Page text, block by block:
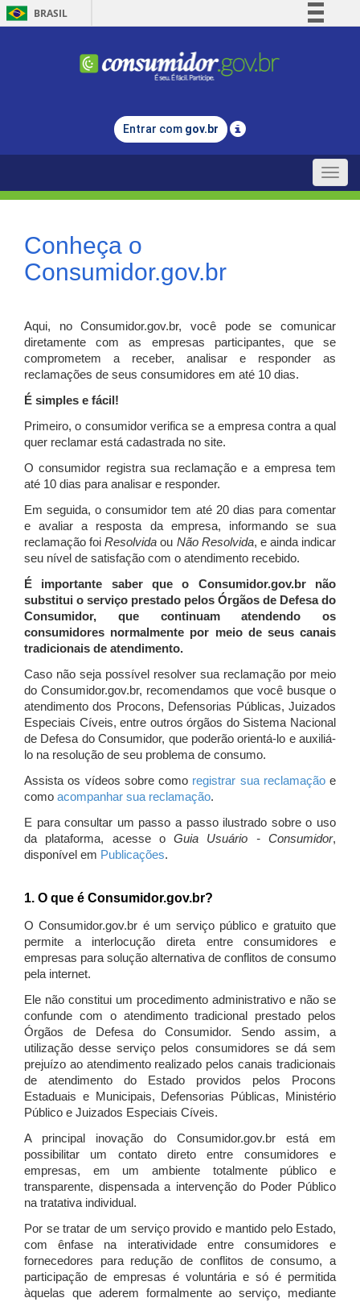
BRASIL
Comunica BR
Legislação
Entrar com gov.br
Toggle
Conheça o
Consumidor.gov.br
Aqui, no Consumidor.gov.br, você pode se comunicar
diretamente com as empresas participantes, que se
comprometem a receber, analisar e responder as
reclamações de seus consumidores em até 10 dias.
É simples e fácil!
Primeiro, o consumidor verifica se a empresa contra a qual
quer reclamar está cadastrada no site.
O consumidor registra sua reclamação e a empresa tem
até 10 dias para analisar e responder.
Em seguida, o consumidor tem até 20 dias para comentar
e avaliar a resposta da empresa, informando se sua
reclamação foiResolvida ou Não Resolvida, e ainda indicar
seu nível de satisfação com o atendimento recebido.
É importante saber que o Consumidor.gov.br não
substitui o serviço prestado pelos Órgãos de Defesa do
Consumidor, que continuam atendendo os
consumidores normalmente por meio de seus canais
tradicionais de atendimento.
Caso não seja possível resolver sua reclamação por meio
do Consumidor.gov.br, recomendamos que você busque o
atendimento dos Procons, Defensorias Públicas, Juizados
Especiais Cíveis, entre outros órgãos do Sistema Nacional
de Defesa do Consumidor, que poderão orientá-lo e auxiliá-
lo na resolução de seu problema de consumo.
Assista os vídeos sobre como registrar sua reclamaçãoe
como acompanhar sua reclamação.
E para consultar um passo a passo ilustrado sobre o uso
da plataforma, acesse oGuia Usuário - Consumidor,
disponível em Publicações.
1. O que é Consumidor.gov.br?
O Consumidor.gov.br é um serviço público e gratuito que
permite a interlocução direta entre consumidores e
empresas para solução alternativa de conflitos de consumo
pela internet.
Ele não constitui um procedimento administrativo e não se
confunde com o atendimento tradicional prestado pelos
Órgãos de Defesa do Consumidor. Sendo assim, a
utilização desse serviço pelos consumidores se dá sem
prejuízo ao atendimento realizado pelos canais tradicionais
de atendimento do Estado providos pelos Procons
Estaduais e Municipais, Defensorias Públicas, Ministério
Público e Juizados Especiais Cíveis.
A principal inovação do Consumidor.gov.br está em
possibilitar um contato direto entre consumidores e
empresas, em um ambiente totalmente público e
transparente, dispensada a intervenção do Poder Público
na tratativa individual.
Por se tratar de um serviço provido e mantido pelo Estado,
com ênfase na interatividade entre consumidores e
fornecedores para redução de conflitos de consumo, a
participação de empresas é voluntária e só é permitida
àquelas que aderem formalmente ao serviço, mediante